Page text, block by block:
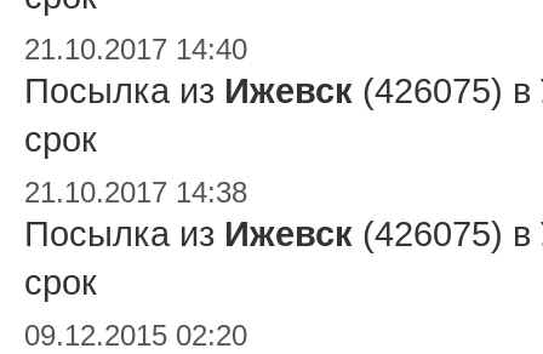
21.10.2017 14:40
Посылка из Ижевск (426075) в
срок
21.10.2017 14:38
Посылка из Ижевск (426075) в
срок
09.12.2015 02:20